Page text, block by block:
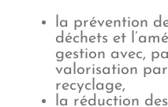
la prévention
déchets et
gestion avec,
valorisation
recyclage,
la réduction